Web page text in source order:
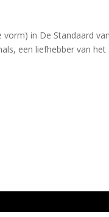
vorm) in De Standaard
een liefhebber van